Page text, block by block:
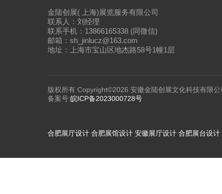
金陆创展( 上海)展览服务有限公司
联系人：刘经理
联系手机：13866165338 (同微信)
邮箱：sh_jinlucz@163.com
地址：上海市宝山区地杰路58号1幢1层
版权所有 Copyright©2026 安徽金陆创展文化科技有限公
备案号:皖ICP备2023000728号
合肥展厅设计 合肥展馆设计 安徽展厅设计 合肥展台设计